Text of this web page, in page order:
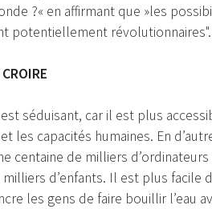
?« en affirmant que »les
potentiellement révolutionnaires".
séduisant, car il est plus
les capacités humaines. En
centaine de milliers
d’enfants. Il est plus facile
les gens de faire bouillir l’eau